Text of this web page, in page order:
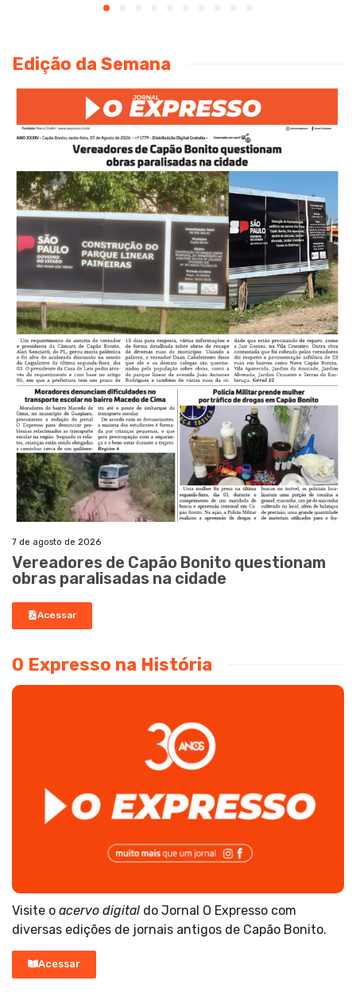
Edição da Semana
7 de agosto de 2026
Vereadores de Capão Bonito questionam
obras paralisadas na cidade
Acessar
O Expresso na História
Visite o acervo digital do Jornal O Expresso com
diversas edições de jornais antigos de Capão Bonito.
Acessar